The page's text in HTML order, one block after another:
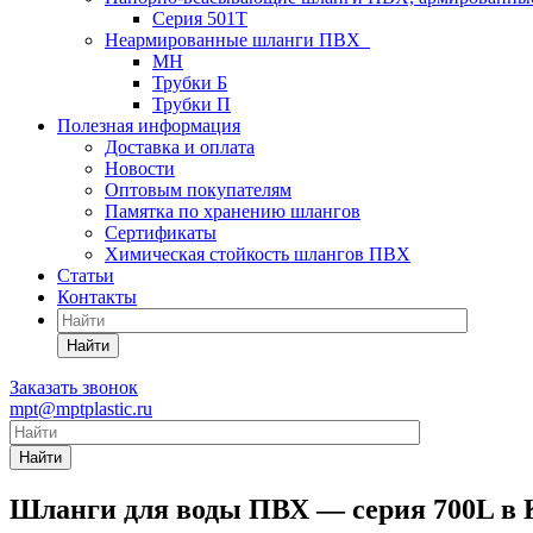
Серия 501T
Неармированные шланги ПВХ
МН
Трубки Б
Трубки П
Полезная информация
Доставка и оплата
Новости
Оптовым покупателям
Памятка по хранению шлангов
Сертификаты
Химическая стойкость шлангов ПВХ
Статьи
Контакты
Найти
Заказать звонок
mpt@mptplastic.ru
Найти
Шланги для воды ПВХ — серия 700L в